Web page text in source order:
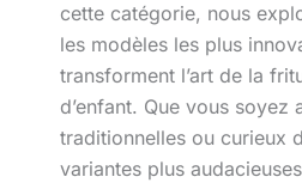
cette catégorie, nous
les modèles les plus
transforment l’art de la
d’enfant. Que vous soyez
traditionnelles ou curieux
variantes plus